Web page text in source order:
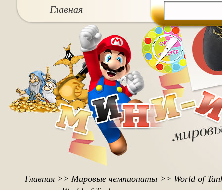
Главная
Главная >> Мировые чемпионаты >> World of